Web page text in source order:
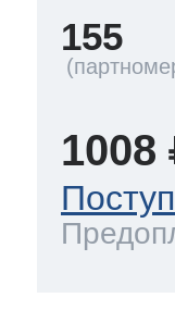
155
1008